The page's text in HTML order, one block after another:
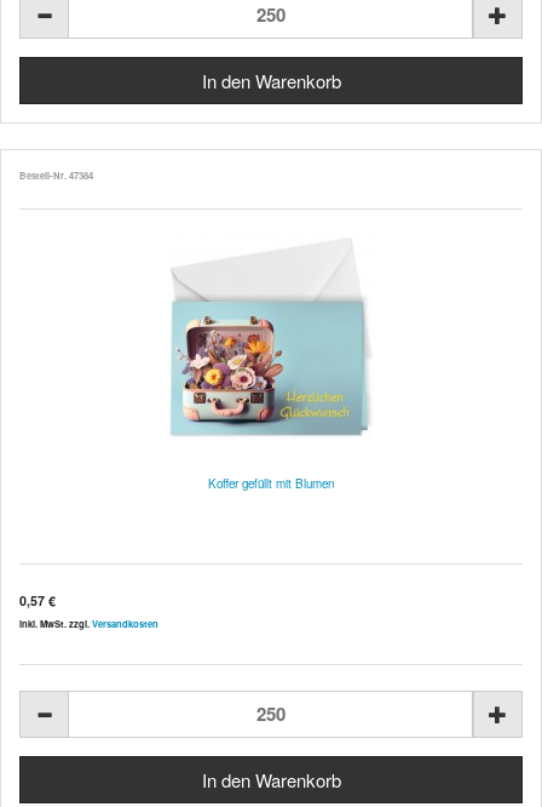
Bestell-Nr. 47384
Koffer gefüllt mit Blumen
0,57 €
inkl. MwSt. zzgl. Versandkosten